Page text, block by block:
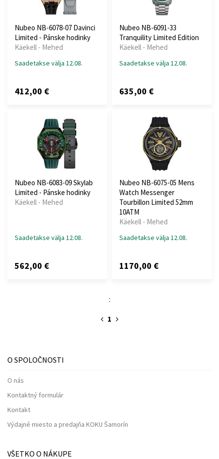
Nubeo NB-6078-07 Davinci
Limited - Pánske hodinky
Käekell - Mehed
Saadetakse välja 12.08.
412,00 €
Nubeo NB-6091-33
Tranquility Limited Edition
Käekell - Mehed
Saadetakse välja 12.08.
635,00 €
Nubeo NB-6083-09 Skylab
Limited - Pánske hodinky
Käekell - Mehed
Saadetakse välja 12.08.
562,00 €
Nubeo NB-6075-05 Mens
Watch Messenger
Tourbillon Limited 52mm
10ATM
Käekell - Mehed
Saadetakse välja 12.08.
1170,00 €
:
1
O SPOLOČNOSTI
O nás
Kontaktný formulár
Kontakt
Výdajné miesto a predajňa KOKU Šamorín
VŠETKO O NÁKUPE